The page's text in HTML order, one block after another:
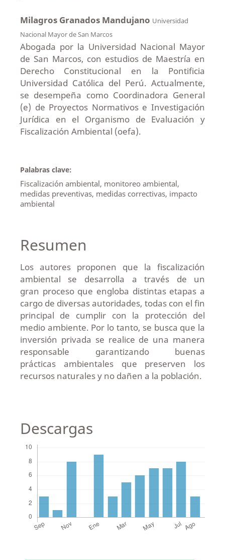
Milagros Granados Mandujano Universidad
Nacional Mayor de San Marcos
Abogada por la Universidad Nacional Mayor
de San Marcos, con estudios de Maestría en
Derecho Constitucional en la Pontificia
Universidad Católica del Perú. Actualmente,
se desempeña como Coordinadora General
(e) de Proyectos Normativos e Investigación
Jurídica en el Organismo de Evaluación y
Fiscalización Ambiental (oefa).
Palabras clave:
Fiscalización ambiental, monitoreo ambiental,
medidas preventivas, medidas correctivas, impacto
ambiental
Resumen
Los autores proponen que la fiscalización
ambiental se desarrolla a través de un
gran proceso que engloba distintas etapas a
cargo de diversas autoridades, todas con el fin
principal de cumplir con la protección del
medio ambiente. Por lo tanto, se busca que la
inversión privada se realice de una manera
responsable garantizando buenas
prácticas ambientales que preserven los
recursos naturales y no dañen a la población.
Descargas